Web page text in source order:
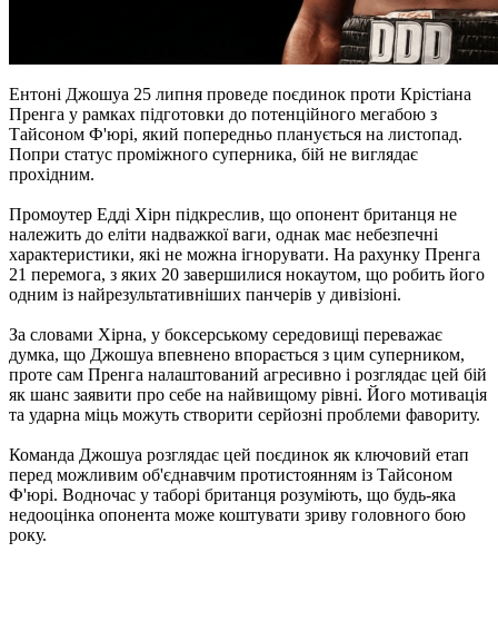
Ентоні Джошуа 25 липня проведе поєдинок проти Крістіана
Пренга у рамках підготовки до потенційного мегабою з
Тайсоном Ф'юрі, який попередньо планується на листопад.
Попри статус проміжного суперника, бій не виглядає
прохідним.
Промоутер Едді Хірн підкреслив, що опонент британця не
належить до еліти надважкої ваги, однак має небезпечні
характеристики, які не можна ігнорувати. На рахунку Пренга
21 перемога, з яких 20 завершилися нокаутом, що робить його
одним із найрезультативніших панчерів у дивізіоні.
За словами Хірна, у боксерському середовищі переважає
думка, що Джошуа впевнено впорається з цим суперником,
проте сам Пренга налаштований агресивно і розглядає цей бій
як шанс заявити про себе на найвищому рівні. Його мотивація
та ударна міць можуть створити серйозні проблеми фавориту.
Команда Джошуа розглядає цей поєдинок як ключовий етап
перед можливим об'єднавчим протистоянням із Тайсоном
Ф'юрі. Водночас у таборі британця розуміють, що будь-яка
недооцінка опонента може коштувати зриву головного бою
року.